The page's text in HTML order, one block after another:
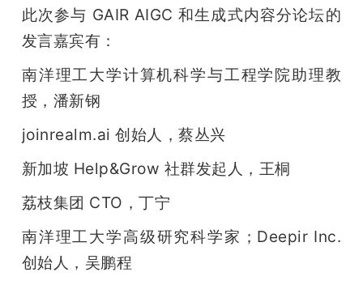
爱
机
此次参与 GAIR AIGC 和生成式内容分论坛的
发言嘉宾有：
南洋理工大学计算机科学与工程学院助理教
授，潘新钢
joinrealm.ai 创始人，蔡丛兴
新加坡 Help&Grow 社群发起人，王桐
荔枝集团 CTO，丁宁
南洋理工大学高级研究科学家；Deepir Inc.
创始人，吴鹏程